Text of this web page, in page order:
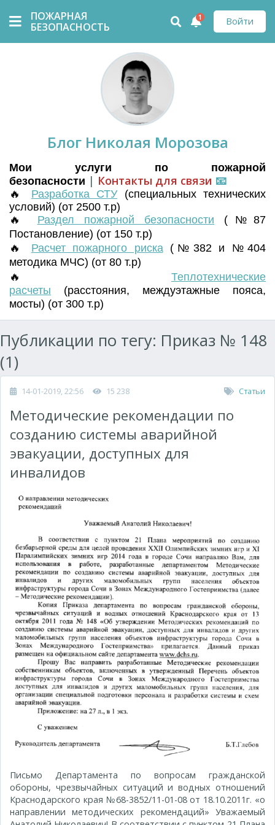
ПОЖАРНАЯ
БЕЗОПАСНОСТЬ
Войти
1
Блог Николая Морозова
Мои услуги по пожарной
безопасности | Контакты для связи 📧
🔥 Разработка СТУ (специальных технических
условий) (от 2500 т.р)
🔥 Раздел пожарной безопасности (№87
Постановление) (от 150 т.р)
🔥 Расчет пожарного риска(№382 и №404
методика МЧС) (от 80 т.р)
🔥 Теплотехнические
расчеты (расстояния, междуэтажные пояса,
мосты) (от 300 т.р)
Публикации по тегу: Приказ № 148
(1)
14-01-2019, 22:56 15 238 Статьи
Методические рекомендации по
созданию системы аварийной
эвакуации, доступных для
инвалидов
Письмо Департамента по вопросам гражданской
обороны, чрезвычайных ситуаций и водных отношений
Краснодарского края №68-3852/11-01-08 от 18.10.2011г. «о
направлении методических рекомендаций» Уважаемый